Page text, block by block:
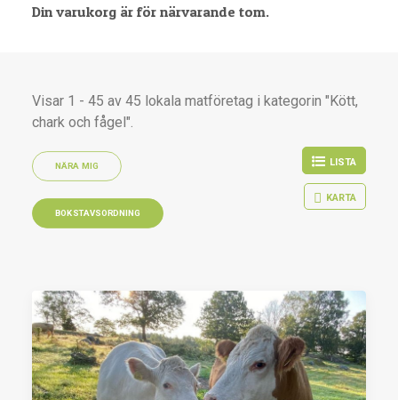
Din varukorg är för närvarande tom.
Visar 1 - 45 av 45 lokala matföretag i kategorin "Kött,
chark och fågel".
NÄRA MIG
BOKSTAVSORDNING
LISTA
KARTA